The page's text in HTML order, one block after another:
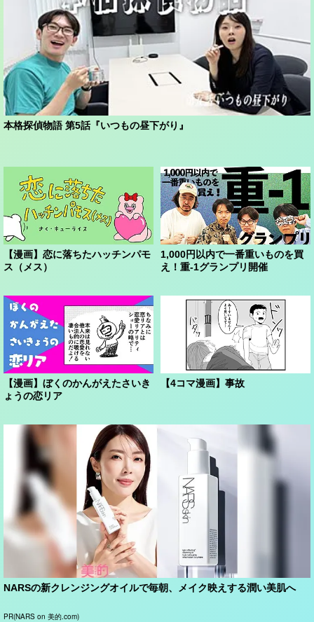
本格探偵物語 第5話『いつもの昼下がり』
【漫画】恋に落ちたハッチンパモ
ス（メス）
1,000円以内で一番重いものを買
え！重-1グランプリ開催
【漫画】ぼくのかんがえたさいき
ょうの恋リア
【4コマ漫画】事故
NARSの新クレンジングオイルで毎朝、メイク映えする潤い美肌へ
PR(NARS on 美的.com)